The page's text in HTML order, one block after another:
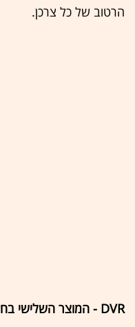
הרטוב של כל צרכן.
DVR - המוצר השלישי בחשיבותו בבריטניה